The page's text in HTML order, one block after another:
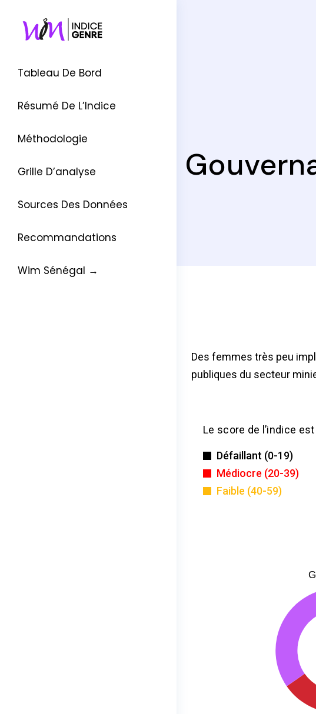
Tableau De Bord
Résumé De L’Indice
Méthodologie
Grille D’analyse
Sources Des Données
Recommandations
Wim Sénégal →
Des femmes très peu
publiques du secteur
Défaillant (0-19)
Médiocre (20-39)
Faible (40-59)
Le score de l’indice